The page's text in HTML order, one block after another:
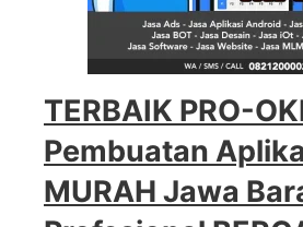
TERBAIK PRO-
Pembuatan
MURAH Jawa